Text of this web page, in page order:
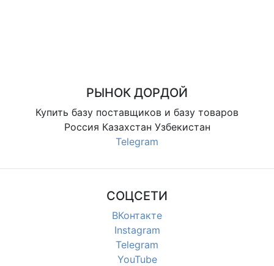
РЫНОК ДОРДОЙ
Купить базу поставщиков и базу товаров
Россия Казахстан Узбекистан
Telegram
СОЦСЕТИ
ВКонтакте
Instagram
Telegram
YouTube